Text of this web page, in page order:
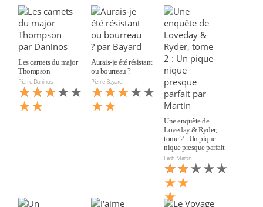
Les carnets du major
Thompson
Pierre Daninos
★★★★★
★★★
★★
Aurais-je été résistant
ou bourreau ?
Pierre Bayard
★★★★★
★★★
★★
Une enquête de
Loveday & Ryder,
tome 2 : Un pique-
nique presque parfait
Faith Martin
★★★★★
★★
★★
★